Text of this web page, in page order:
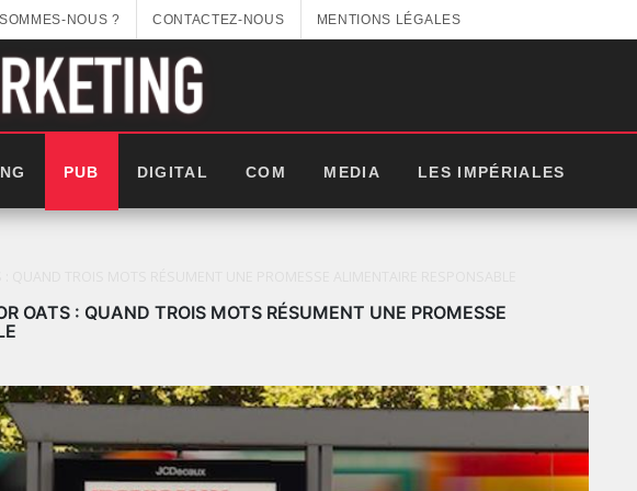
NOUS ? CONTACTEZ-NOUS MENTIONS LÉGALES
PUB DIGITAL COM MEDIA LES IMPÉRIALES
OATS : QUAND TROIS MOTS RÉSUMENT UNE PROMESSE
LES IMPÉRIALES WEEK 2025: